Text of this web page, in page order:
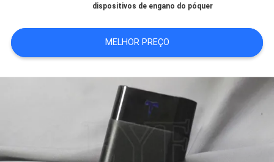
PRIVACY
POLICY
dispositivos de engano do póquer
MELHOR PREÇO